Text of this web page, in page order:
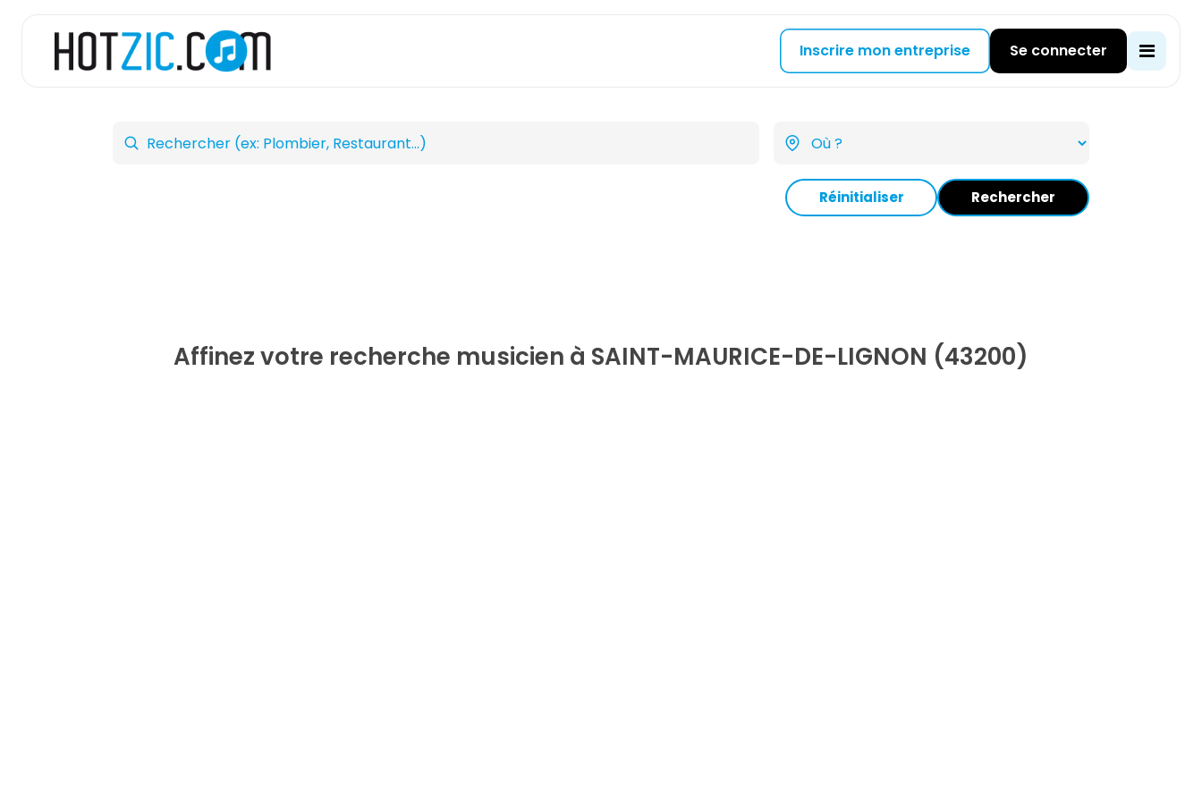
Inscrire mon entreprise Se connecter
Réinitialiser Rechercher
Affinez votre recherche musicien à SAINT-MAURICE-DE-LIGNON (43200)